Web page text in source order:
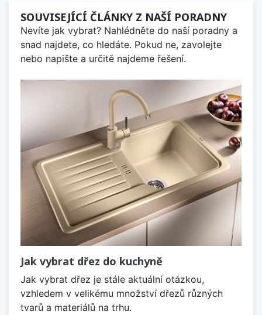
SOUVISEJÍCÍ ČLÁNKY Z NAŠÍ PORADNY
Nevíte jak vybrat? Nahlédněte do naší poradny a
snad najdete, co hledáte. Pokud ne, zavolejte
nebo napište a určitě najdeme řešení.
Jak vybrat dřez do kuchyně
Jak vybrat dřez je stále aktuální otázkou,
vzhledem v velikému množství dřezů různých
tvarů a materiálů na trhu.